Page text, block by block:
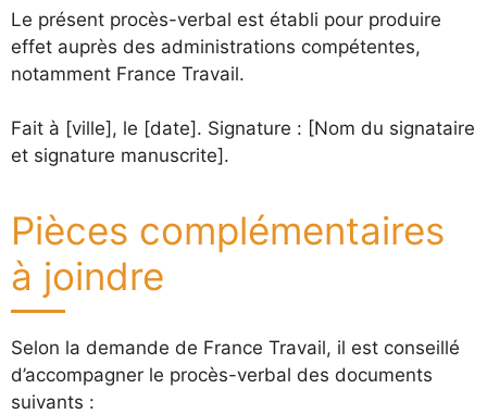
Le présent procès-verbal est établi pour produire
effet auprès des administrations compétentes,
notamment France Travail.
Fait à [ville], le [date]. Signature : [Nom du signataire
et signature manuscrite].
Pièces complémentaires
à joindre
Selon la demande de France Travail, il est conseillé
d’accompagner le procès-verbal des documents
suivants :